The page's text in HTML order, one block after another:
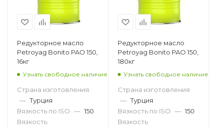
Редукторное масло
Petroyag Bonito PAO 150,
16кг
Узнать свободное наличие
Страна изготовления
— Турция
Вязкость по ISO — 150
Вязкость
Редукторное масло
Petroyag Bonito PAO 150,
180кг
Узнать свободное наличие
Страна изготовления
— Турция
Вязкость по ISO — 150
Вязкость